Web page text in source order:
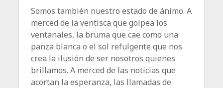
Somos también nuestro estado de ánimo. A
merced de la ventisca que golpea los
ventanales, la bruma que cae como una
panza blanca o el sol refulgente que nos
crea la ilusión de ser nosotros quienes
brillamos. A merced de las noticias que
acortan la esperanza, las llamadas de